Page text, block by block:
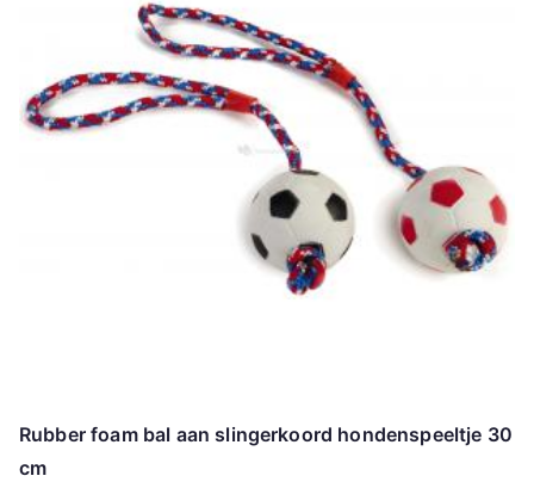
Rubber foam bal aan slingerkoord hondenspeeltje 30
cm